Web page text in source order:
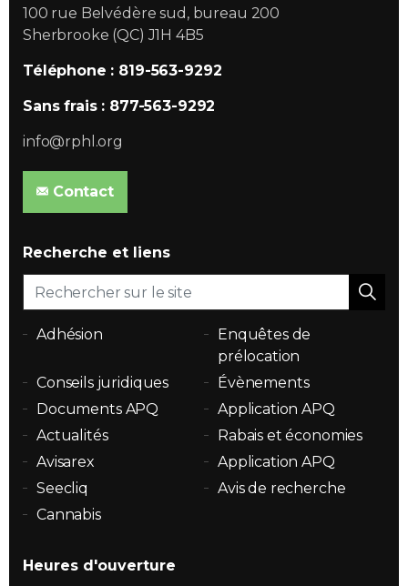
100 rue Belvédère sud, bureau 200
Sherbrooke (QC) J1H 4B5
Téléphone : 819-563-9292
Sans frais : 877-563-9292
info@rphl.org
Contact
Recherche et liens
Adhésion
Enquêtes de
prélocation
Conseils juridiques
Évènements
Documents APQ
Application APQ
Actualités
Rabais et économies
Avisarex
Application APQ
Seecliq
Avis de recherche
Cannabis
Heures d'ouverture